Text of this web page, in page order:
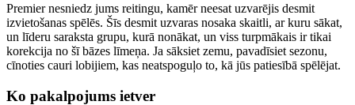
Premier nesniedz jums reitingu, kamēr neesat uzvarējis desmit
izvietošanas spēlēs. Šīs desmit uzvaras nosaka skaitli, ar kuru sākat,
un līderu saraksta grupu, kurā nonākat, un viss turpmākais ir tikai
korekcija no šī bāzes līmeņa. Ja sāksiet zemu, pavadīsiet sezonu,
cīnoties cauri lobijiem, kas neatspoguļo to, kā jūs patiesībā spēlējat.
Ko pakalpojums ietver